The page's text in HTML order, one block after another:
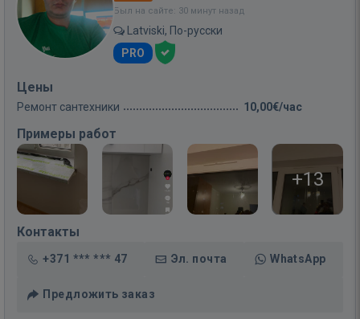
Был на сайте: 30 минут назад
Latviski, По-русски
PRO
Цены
Ремонт сантехники 10,00€/час
Примеры работ
+13
Контакты
+371 *** *** 47 Эл. почта WhatsApp
Предложить заказ